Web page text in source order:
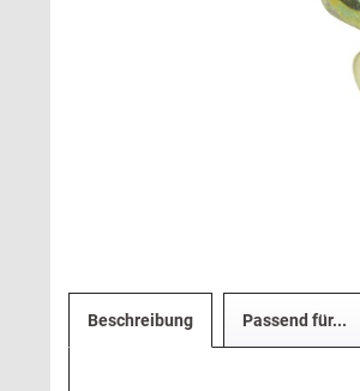
Beschreibung Passend für...